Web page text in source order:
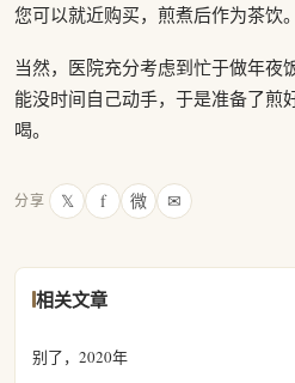
您可以就近购买，煎煮后作为茶饮。
当然，医院充分考虑到忙于做年夜
能没时间自己动手，于是准备了煎
喝。
分享 𝕏 f 微 ✉
相关文章
别了，2020年